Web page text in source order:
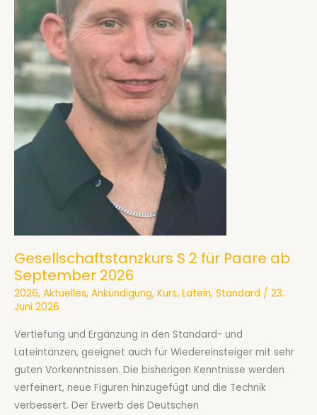
Gesellschaftstanzkurs S 2 für Paare ab
September 2026
2026, Aktuelles, Ankündigung, Kurs, Latein, Standard / 23.
Juni 2026
Vertiefung und Ergänzung in den Standard- und
Lateintänzen, geeignet auch für Wiedereinsteiger mit sehr
guten Vorkenntnissen. Die bisherigen Kenntnisse werden
verfeinert, neue Figuren hinzugefügt und die Technik
verbessert. Der Erwerb des Deutschen